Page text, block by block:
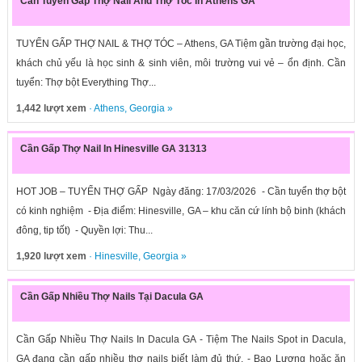
TUYỂN GẤP THỢ NAIL & THỢ TÓC – Athens, GA Tiệm gần trường đại học,
khách chủ yếu là học sinh & sinh viên, môi trường vui vẻ – ổn định. Cần
tuyển: Thợ bột Everything Thợ...
1,442 lượt xem · Athens, Georgia»
Cần Gấp Thợ Nail In Hinesville GA 31313
HOT JOB – TUYỂN THỢ GẤP Ngày đăng: 17/03/2026 - Cần tuyển thợ bột
có kinh nghiệm - Địa điểm: Hinesville, GA – khu căn cứ lính bộ binh (khách
đông, tip tốt) - Quyền lợi: Thu...
1,920 lượt xem · Hinesville, Georgia»
Cần Gấp Nhiều Thợ Nails Tại Dacula GA
Cần Gấp Nhiều Thợ Nails In Dacula GA - Tiệm The Nails Spot in Dacula,
GA đang cần gấp nhiều thợ nails biết làm đủ thứ. - Bao Lương hoặc ăn